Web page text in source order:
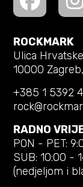
ROCKMARK
Ulica
10000
+385 1 5392
RADNO
PON - PET:
SUB: 10:00 -
(nedjeljom i